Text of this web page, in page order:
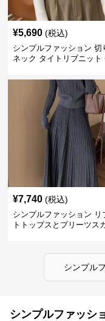
¥5,690 (税込)
シンプルファッション 切
ネック タイトリブニット
¥7,740 (税込)
シンプルファッション リ
トトップスとプリーツス
シンプル
シンプルファッシ